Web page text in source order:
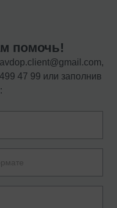
помочь!
,
47 99 или заполнив